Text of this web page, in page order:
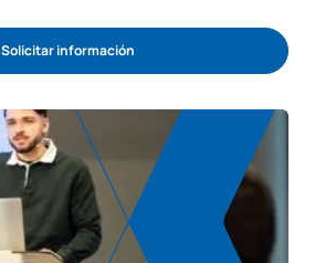
Solicitar información